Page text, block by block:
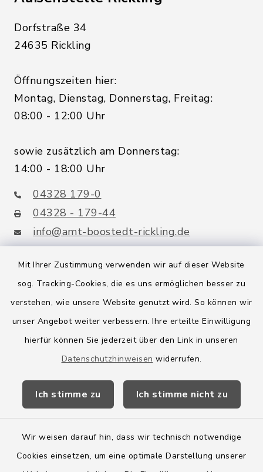
Mit Ihrer Zustimmung verwenden wir auf dieser Website
sog. Tracking-Cookies, die es uns ermöglichen besser zu
verstehen, wie unsere Website genutzt wird. So können wir
unser Angebot weiter verbessern. Ihre erteilte Einwilligung
hierfür können Sie jederzeit über den Link in unseren
Datenschutzhinweisen widerrufen.
Ich stimme zu Ich stimme nicht zu
Wir weisen darauf hin, dass wir technisch notwendige
Cookies einsetzen, um eine optimale Darstellung unserer
Dorfstraße 34
24635 Rickling
Öffnungszeiten hier:
Montag, Dienstag, Donnerstag, Freitag:
08:00 - 12:00 Uhr
sowie zusätzlich am Donnerstag:
14:00 - 18:00 Uhr
04328 179-0
04328 - 179-44
info@amt-boostedt-rickling.de
Quicklinks
Amt Boostedt-Rickling
Amtsbroschüre
Wege-Zweckverband